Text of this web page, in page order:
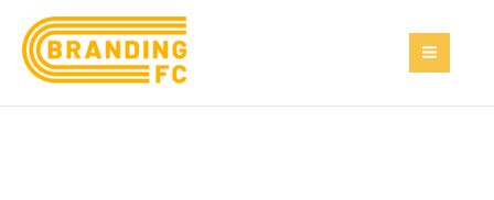
indholdet
Metabo
arbejdsbukke
sæt
Tilbud!
Tilbud!
Den
oprindelige
pris
Tilbud!
Tilbud!
Den
oprindelige
pris
Den
aktuelle
pris